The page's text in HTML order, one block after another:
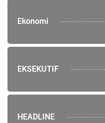
Ekonomi
EKSEKUTIF
HEADLINE